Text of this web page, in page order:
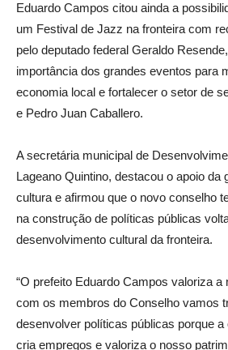
Eduardo Campos citou ainda a
um Festival de Jazz na fronteira com
pelo deputado federal Geraldo
importância dos grandes eventos para
economia local e fortalecer o setor de
e Pedro Juan Caballero.
A secretária municipal de
Lageano Quintino, destacou o apoio da
cultura e afirmou que o novo conselho
na construção de políticas públicas
desenvolvimento cultural da fronteira.
“O prefeito Eduardo Campos valoriza a
com os membros do Conselho vamos
desenvolver políticas públicas porque a
cria empregos e valoriza o nosso